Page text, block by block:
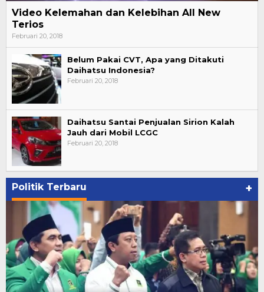
Video Kelemahan dan Kelebihan All New
Terios
Februari 20, 2018
Belum Pakai CVT, Apa yang Ditakuti
Daihatsu Indonesia?
Februari 20, 2018
Daihatsu Santai Penjualan Sirion Kalah
Jauh dari Mobil LCGC
Februari 20, 2018
Politik Terbaru +